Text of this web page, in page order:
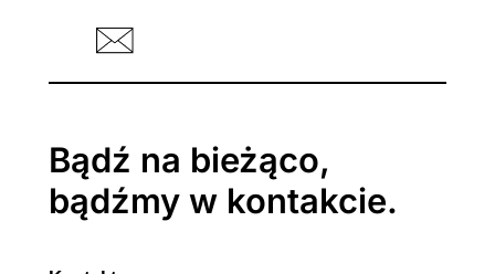
Bądź na bieżąco,
bądźmy w kontakcie.